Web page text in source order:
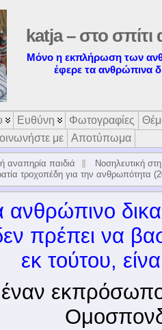
katja – στο σπίτι
Μόνο η εκπλήρωση των
έφερε τα ανθρώπινα
Ευθύνη Φωτογραφίες
με Αποτύπωμα
αναπηρία παιδιά
Νοσηλευτική
τροχοπέδη για την ανθρωπότητα
πρέ­πει να
εκ τού­του,